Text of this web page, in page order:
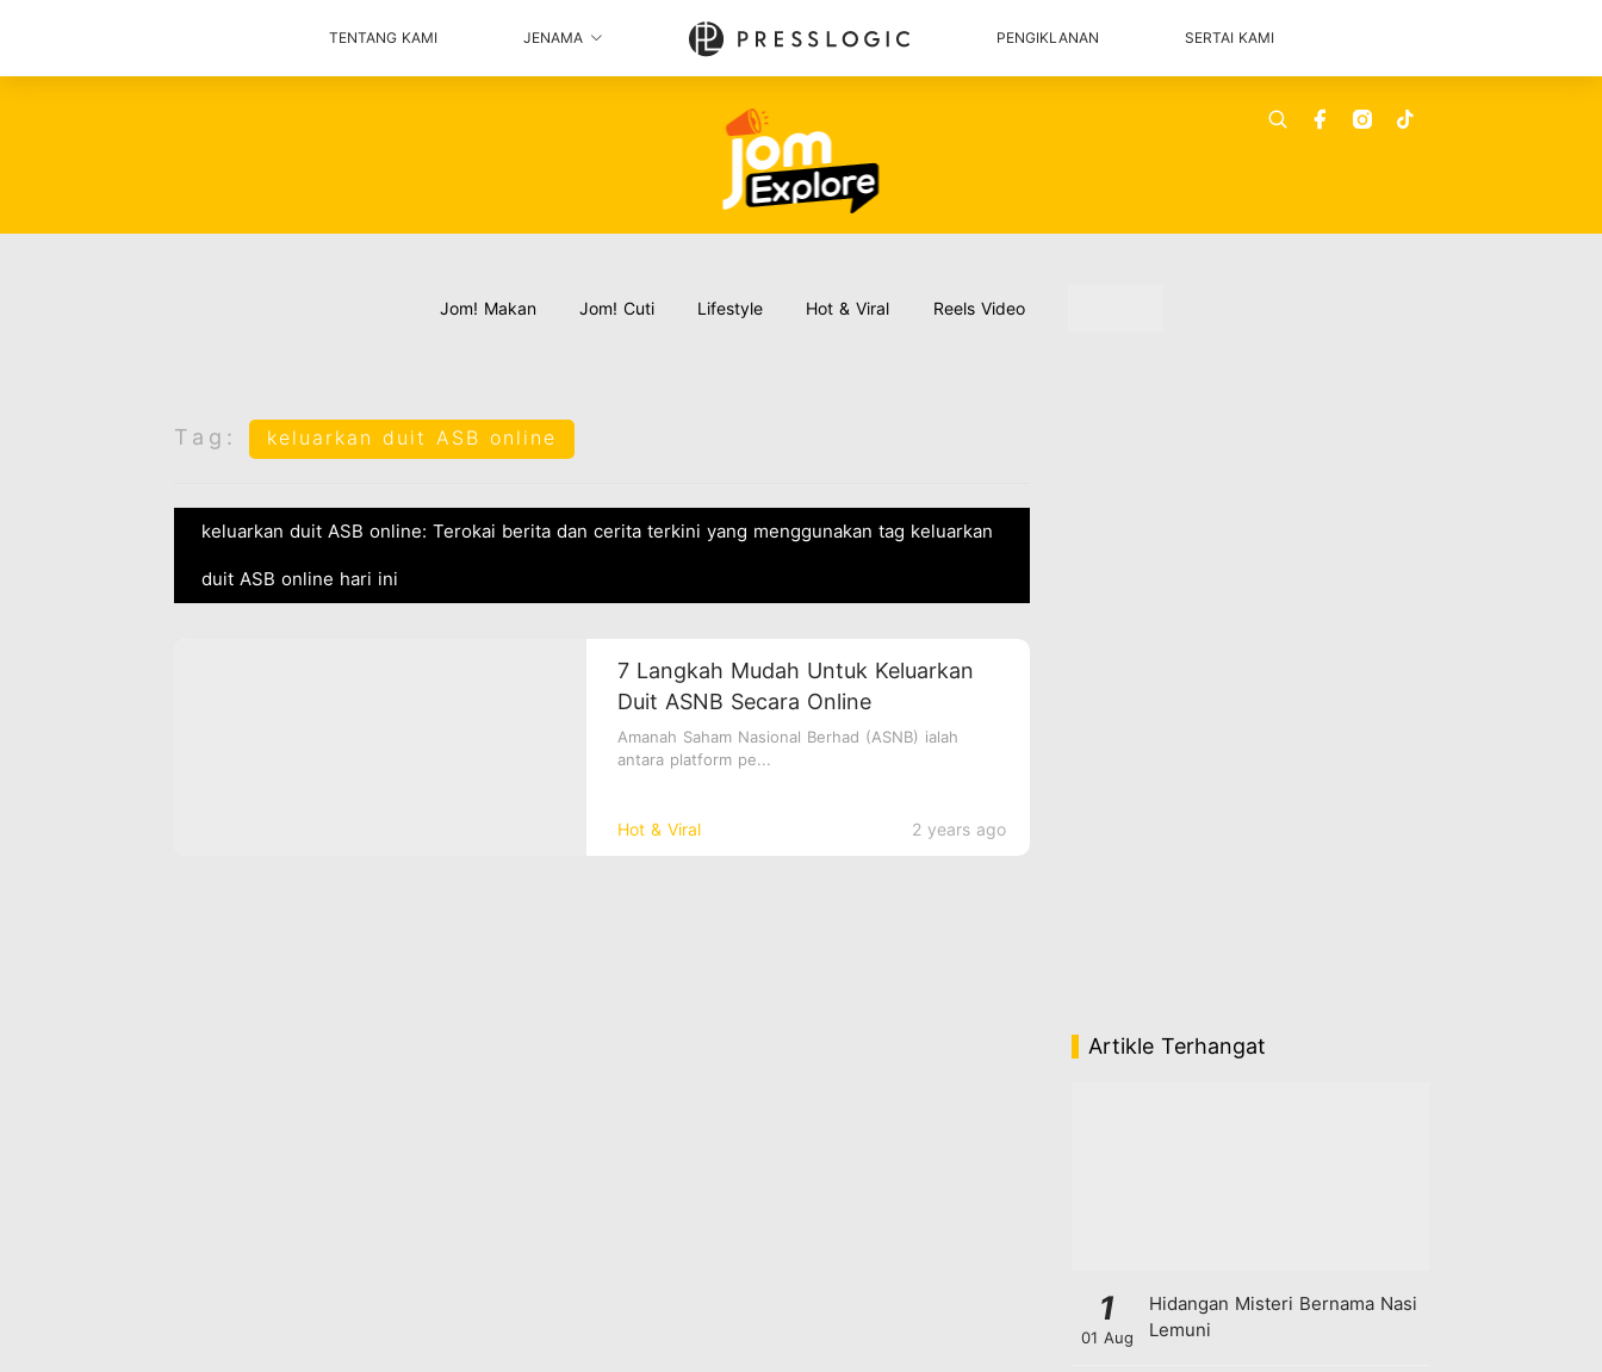
TENTANG KAMI JENAMA PENGIKLANAN SERTAI KAMI
Jom! Makan Jom! Cuti Lifestyle Hot & Viral Reels Video
Tag: keluarkan duit ASB online
keluarkan duit ASB online: Terokai berita dan cerita terkini yang menggunakan tag keluarkan
duit ASB online hari ini
Hot & Viral 2 years ago
7 Langkah Mudah Untuk Keluarkan
Duit ASNB Secara Online
Amanah Saham Nasional Berhad (ASNB) ialah
antara platform pe...
Artikle Terhangat
1
01 Aug
Hidangan Misteri Bernama Nasi
Lemuni